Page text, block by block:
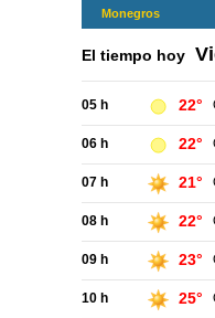
Monegros
El tiempo hoy
05 h 22°
06 h 22°
07 h 21°
08 h 22°
09 h 23°
10 h 25°